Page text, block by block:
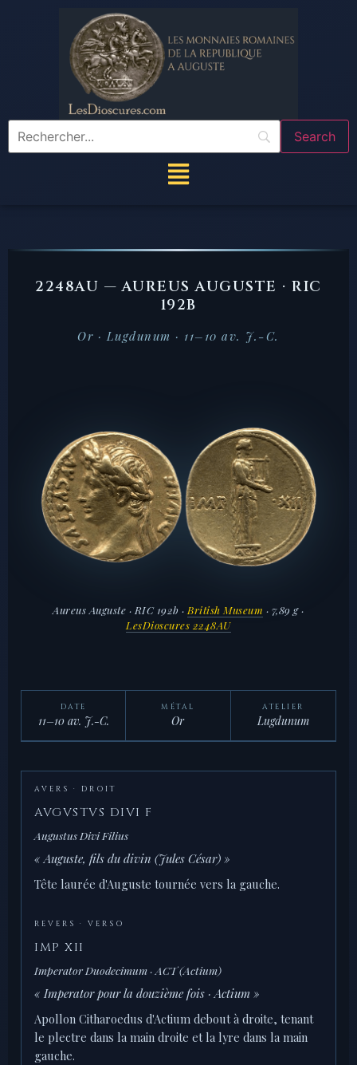
2248AU — AUREUS AUGUSTE · RIC
192B
Or · Lugdunum · 11–10 av. J.-C.
Aureus Auguste · RIC 192b · British Museum · 7,89 g ·
LesDioscures 2248AU
DATE
11–10 av. J.-C.
MÉTAL
Or
ATELIER
Lugdunum
AVERS · DROIT
AVGVSTVS DIVI F
Augustus Divi Filius
« Auguste, fils du divin (Jules César) »
Tête laurée d'Auguste tournée vers la gauche.
REVERS · VERSO
IMP XII
Imperator Duodecimum · ACT (Actium)
« Imperator pour la douzième fois · Actium »
Apollon Citharoedus d'Actium debout à droite, tenant
le plectre dans la main droite et la lyre dans la main
gauche.